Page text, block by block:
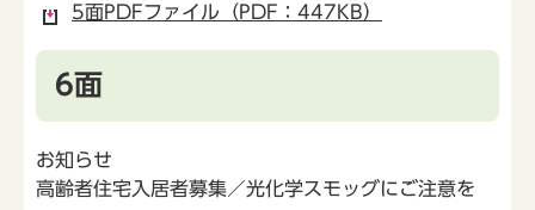
5面PDFファイル（PDF：447KB）
6面
お知らせ
高齢者住宅入居者募集／光化学スモッグにご注意を